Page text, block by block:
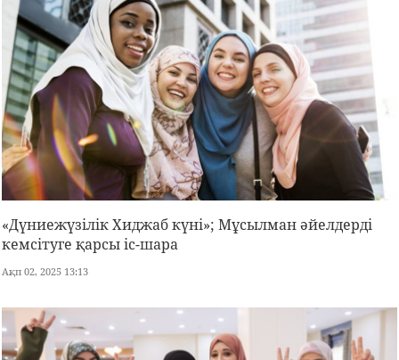
«Дүниежүзілік Хиджаб күні»; Мұсылман әйелдерді
кемсітуге қарсы іс-шара
Ақп 02, 2025 13:13